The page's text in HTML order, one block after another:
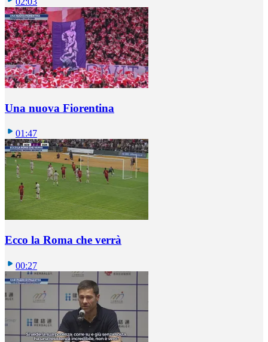
Una nuova Fiorentina
01:47
Ecco la Roma che verrà
00:27